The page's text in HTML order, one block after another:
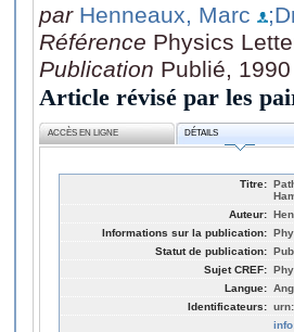
par Henneaux, Marc
Référence Physics
Publication Publié, 1990
Article révisé par les
ACCÈS EN LIGNE DÉTAILS
Titre:
Auteur:
Informations sur la publication:
Statut de publication:
Sujet CREF:
Langue:
Identificateurs: